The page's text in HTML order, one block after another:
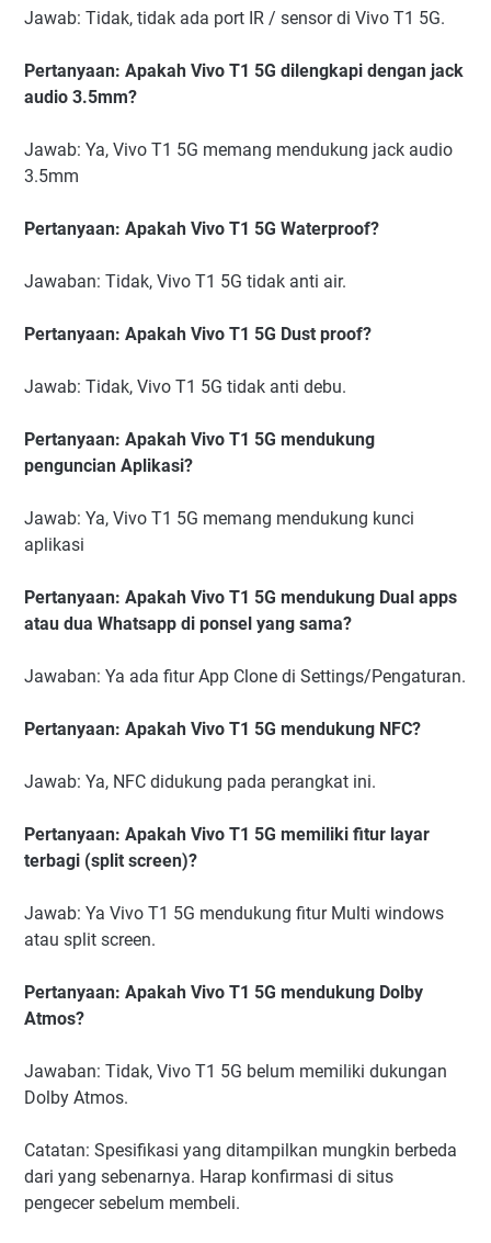
Jawab: Tidak, tidak ada port IR / sensor di Vivo T1 5G.
Pertanyaan: Apakah Vivo T1 5G dilengkapi dengan jack
audio 3.5mm?
Jawab: Ya, Vivo T1 5G memang mendukung jack audio
3.5mm
Pertanyaan: Apakah Vivo T1 5G Waterproof?
Jawaban: Tidak, Vivo T1 5G tidak anti air.
Pertanyaan: Apakah Vivo T1 5G Dust proof?
Jawab: Tidak, Vivo T1 5G tidak anti debu.
Pertanyaan: Apakah Vivo T1 5G mendukung
penguncian Aplikasi?
Jawab: Ya, Vivo T1 5G memang mendukung kunci
aplikasi
Pertanyaan: Apakah Vivo T1 5G mendukung Dual apps
atau dua Whatsapp di ponsel yang sama?
Jawaban: Ya ada fitur App Clone di Settings/Pengaturan.
Pertanyaan: Apakah Vivo T1 5G mendukung NFC?
Jawab: Ya, NFC didukung pada perangkat ini.
Pertanyaan: Apakah Vivo T1 5G memiliki fitur layar
terbagi (split screen)?
Jawab: Ya Vivo T1 5G mendukung fitur Multi windows
atau split screen.
Pertanyaan: Apakah Vivo T1 5G mendukung Dolby
Atmos?
Jawaban: Tidak, Vivo T1 5G belum memiliki dukungan
Dolby Atmos.
Catatan: Spesifikasi yang ditampilkan mungkin berbeda
dari yang sebenarnya. Harap konfirmasi di situs
pengecer sebelum membeli.